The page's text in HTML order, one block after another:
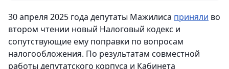
30 апреля 2025 года депутаты Мажилиса приняли во
втором чтении новый Налоговый кодекс и
сопутствующие ему поправки по вопросам
налогообложения. По результатам совместной
работы депутатского корпуса и Кабинета